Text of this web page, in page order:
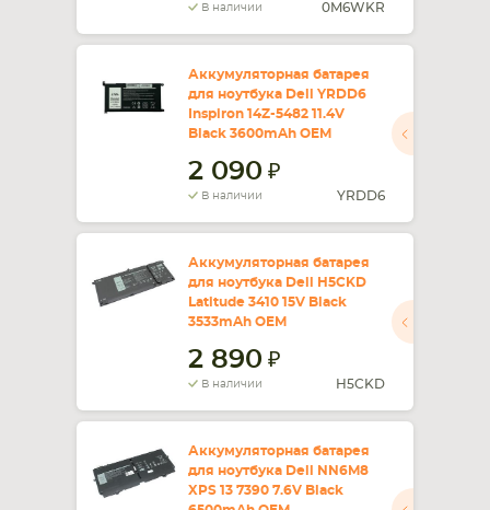
В наличии 0M6WKR
Аккумуляторная батарея
для ноутбука Dell YRDD6
Inspiron 14Z-5482 11.4V
Black 3600mAh OEM
2 090
В наличии YRDD6
Аккумуляторная батарея
для ноутбука Dell H5CKD
Latitude 3410 15V Black
3533mAh OEM
2 890
В наличии H5CKD
Аккумуляторная батарея
для ноутбука Dell NN6M8
XPS 13 7390 7.6V Black